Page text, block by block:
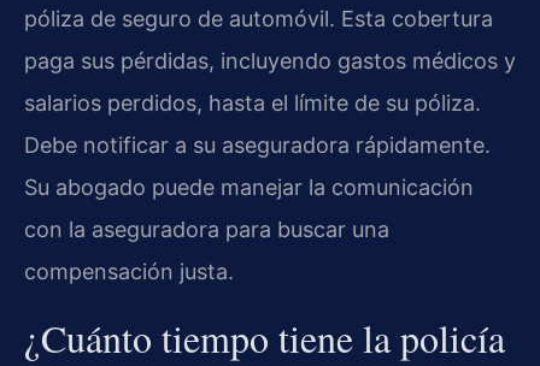
póliza de seguro de automóvil. Esta cobertura
paga sus pérdidas, incluyendo gastos médicos y
salarios perdidos, hasta el límite de su póliza.
Debe notificar a su aseguradora rápidamente.
Su abogado puede manejar la comunicación
con la aseguradora para buscar una
compensación justa.
¿Cuánto tiempo tiene la policía